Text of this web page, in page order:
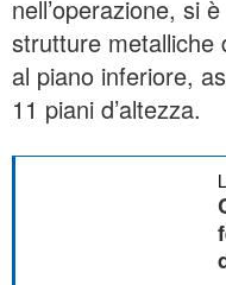
nell’operazione, si
strutture metalliche
al piano inferiore,
11 piani d’altezza.